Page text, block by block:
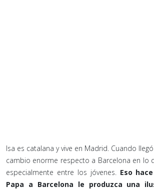
Isa es catalana y vive en Madrid. Cuando
cambio enorme respecto a Barcelona en lo
especialmente entre los jóvenes. Eso
Papa a Barcelona le produzca una